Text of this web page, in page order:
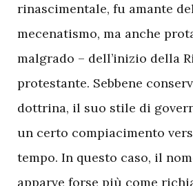
rinascimentale, fu amante
mecenatismo, ma anche
malgrado – dell’inizio della
protestante. Sebbene
dottrina, il suo stile di
un certo compiacimento
tempo. In questo caso, il
apparve forse più come